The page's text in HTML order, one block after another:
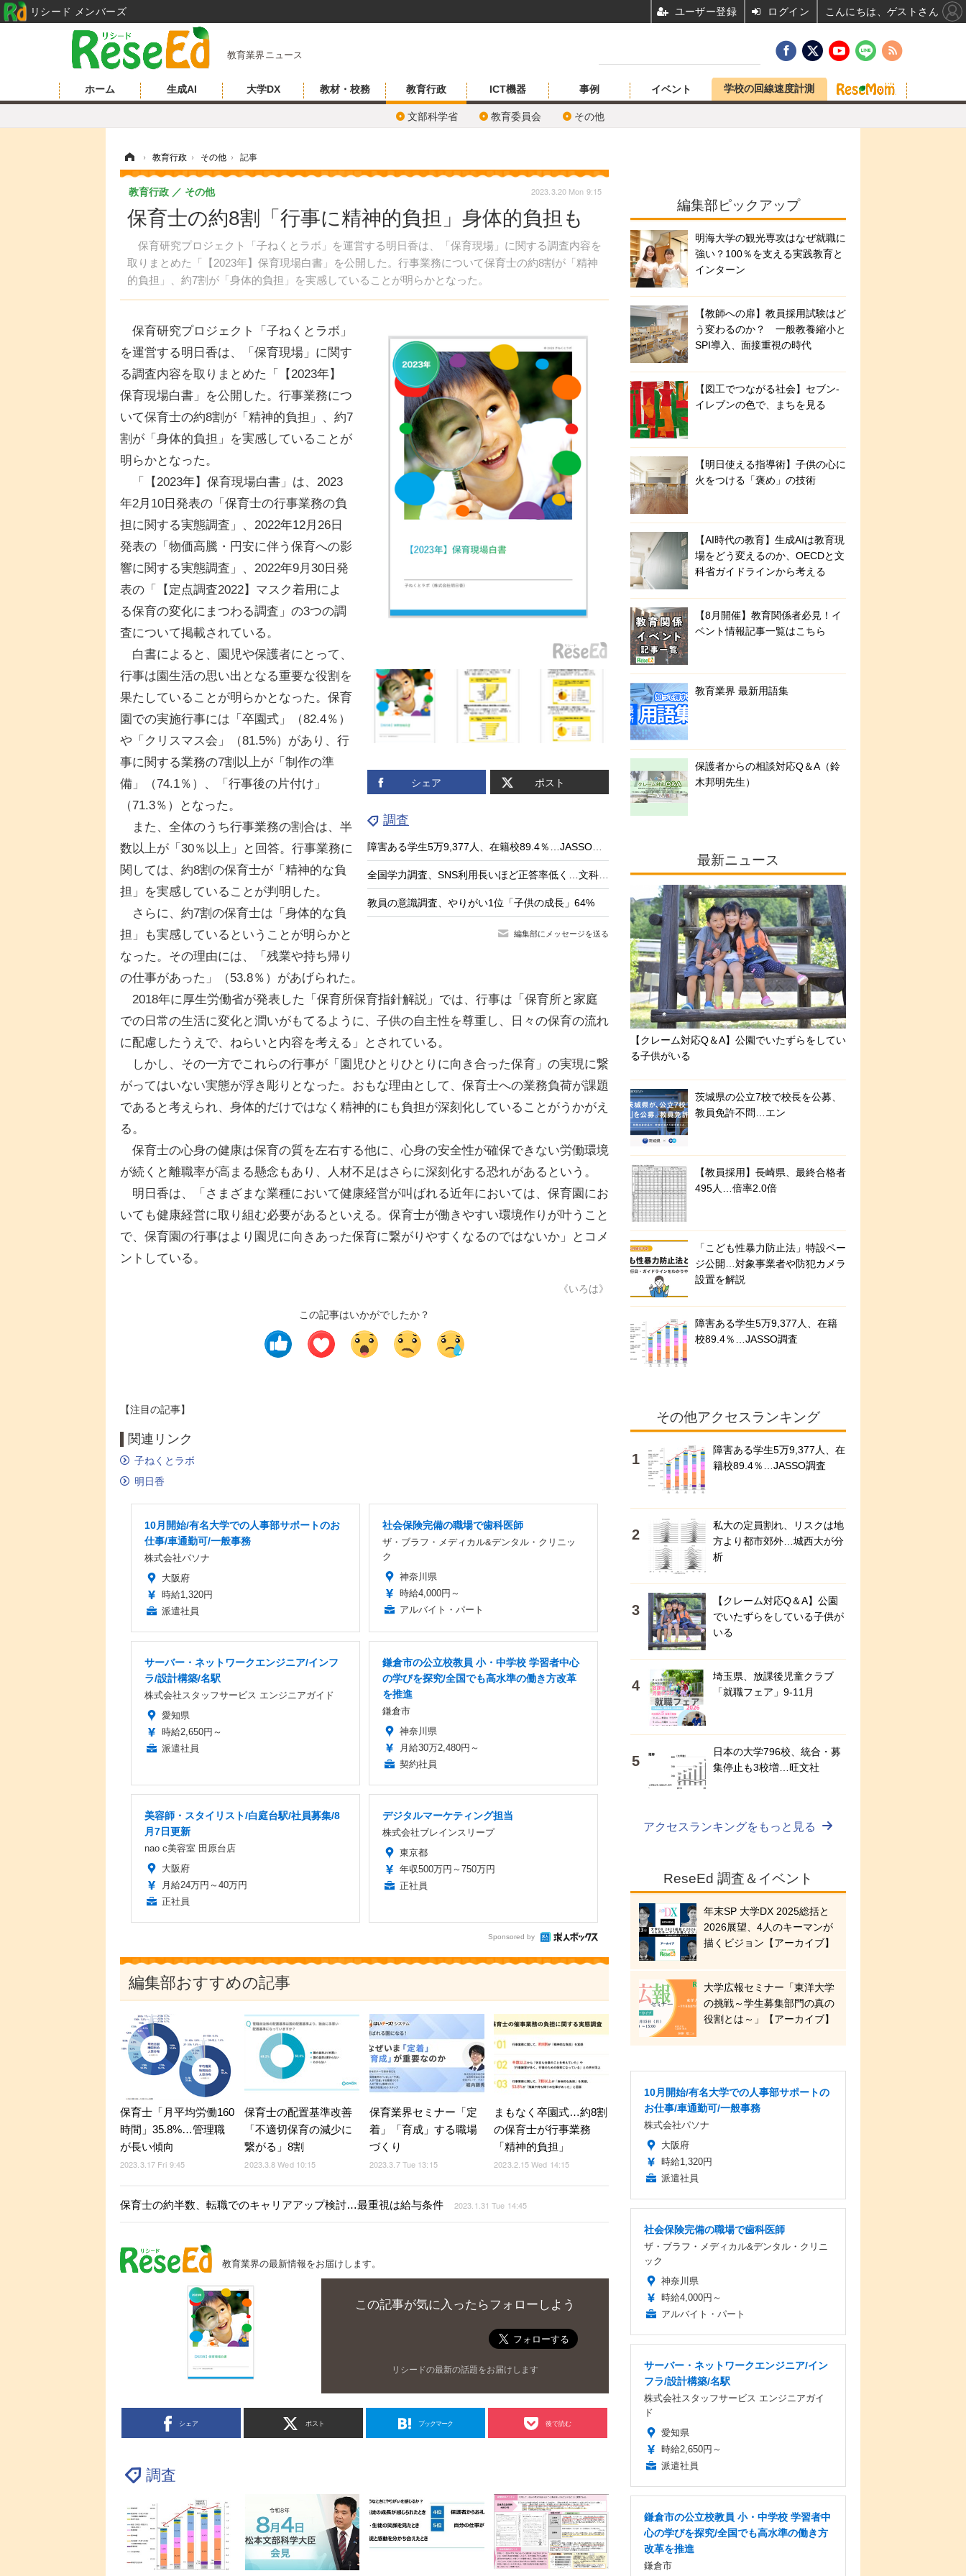
教育業界ニュース
ホーム 生成AI 大学DX 教材・校務 教育行政
文部科学省 教育委員会 その他
ICT機器 事例 イベント 学校の回線速度計測
› 教育行政 › その他 › 記事
保育士の約8割「行事に精神的負担」身体的負担も
保育研究プロジェクト「子ねくとラボ」を運営する明日香は、「保育現場」に関する調査内容を
取りまとめた「【2023年】保育現場白書」を公開した。行事業務について保育士の約8割が「精神
的負担」、約7割が「身体的負担」を実感していることが明らかとなった。
教育行政 その他 2023.3.20 Mon 9:15
シェア ポスト
調査
障害ある学生5万9,377人、在籍校89.4％…JASSO調査
全国学力調査、SNS利用長いほど正答率低く…文科相8/4会見
教員の意識調査、やりがい1位「子供の成長」64%
編集部にメッセージを送る
保育研究プロジェクト「子ねくとラボ」
を運営する明日香は、「保育現場」に関す
る調査内容を取りまとめた「【2023年】
保育現場白書」を公開した。行事業務につ
いて保育士の約8割が「精神的負担」、約7
割が「身体的負担」を実感していることが
明らかとなった。
「【2023年】保育現場白書」は、2023
年2月10日発表の「保育士の行事業務の負
担に関する実態調査」、2022年12月26日
発表の「物価高騰・円安に伴う保育への影
響に関する実態調査」、2022年9月30日発
表の「【定点調査2022】マスク着用によ
る保育の変化にまつわる調査」の3つの調
査について掲載されている。
白書によると、園児や保護者にとって、
行事は園生活の思い出となる重要な役割を
果たしていることが明らかとなった。保育
園での実施行事には「卒園式」（82.4％）
や「クリスマス会」（81.5%）があり、行
事に関する業務の7割以上が「制作の準
備」（74.1％）、「行事後の片付け」
（71.3％）となった。
また、全体のうち行事業務の割合は、半
数以上が「30％以上」と回答。行事業務に
関しては、約8割の保育士が「精神的な負
担」を実感していることが判明した。
さらに、約7割の保育士は「身体的な負
担」も実感しているということが明らかと
なった。その理由には、「残業や持ち帰り
の仕事があった」（53.8％）があげられた。
2018年に厚生労働省が発表した「保育所保育指針解説」では、行事は「保育所と家庭
での日常の生活に変化と潤いがもてるように、子供の自主性を尊重し、日々の保育の流れ
に配慮したうえで、ねらいと内容を考える」とされている。
しかし、その一方でこれらの行事が「園児ひとりひとりに向き合った保育」の実現に繋
がってはいない実態が浮き彫りとなった。おもな理由として、保育士への業務負荷が課題
であると考えられ、身体的だけではなく精神的にも負担が深刻化していることがうかがえ
る。
保育士の心身の健康は保育の質を左右する他に、心身の安全性が確保できない労働環境
が続くと離職率が高まる懸念もあり、人材不足はさらに深刻化する恐れがあるという。
明日香は、「さまざまな業種において健康経営が叫ばれる近年においては、保育園にお
いても健康経営に取り組む必要があるといえる。保育士が働きやすい環境作りが叶うこと
で、保育園の行事はより園児に向きあった保育に繋がりやすくなるのではないか」とコメ
ントしている。
《いろは》
この記事はいかがでしたか？
【注目の記事】
関連リンク
子ねくとラボ
明日香
10月開始/有名大学での人事部サポートのお
仕事/車通勤可/一般事務
株式会社パソナ
大阪府
時給1,320円
派遣社員
社会保険完備の職場で歯科医師
ザ・ブラフ・メディカル&デンタル・クリニッ
ク
神奈川県
時給4,000円～
アルバイト・パート
サーバー・ネットワークエンジニア/インフ
ラ/設計構築/名駅
株式会社スタッフサービス エンジニアガイド
愛知県
時給2,650円～
派遣社員
鎌倉市の公立校教員 小・中学校 学習者中心
の学びを探究/全国でも高水準の働き方改革
を推進
鎌倉市
神奈川県
月給30万2,480円～
契約社員
美容師・スタイリスト/白庭台駅/社員募集/8
月7日更新
nao c美容室 田原台店
大阪府
月給24万円～40万円
正社員
デジタルマーケティング担当
株式会社ブレインスリープ
東京都
年収500万円～750万円
正社員
Sponsored by
編集部おすすめの記事
保育士「月平均労働160
時間」35.8%…管理職
が長い傾向
2023.3.17 Fri 9:45
保育士の配置基準改善
「不適切保育の減少に
繋がる」8割
2023.3.8 Wed 10:15
保育業界セミナー「定
着」「育成」する職場
づくり
2023.3.7 Tue 13:15
まもなく卒園式…約8割
の保育士が行事業務
「精神的負担」
2023.2.15 Wed 14:15
保育士の約半数、転職でのキャリアアップ検討…最重視は給与条件 2023.1.31 Tue 14:45
教育業界の最新情報をお届けします。
この記事が気に入ったらフォローしよう
リシードの最新の話題をお届けします
シェア ポスト ブックマーク 後で読む
調査
編集部ピックアップ
明海大学の観光専攻はなぜ就職に
強い？100％を支える実践教育と
インターン
【教師への扉】教員採用試験はど
う変わるのか？ 一般教養縮小と
SPI導入、面接重視の時代
【図工でつながる社会】セブン‐
イレブンの色で、まちを見る
【明日使える指導術】子供の心に
火をつける「褒め」の技術
【AI時代の教育】生成AIは教育現
場をどう変えるのか、OECDと文
科省ガイドラインから考える
【8月開催】教育関係者必見！イ
ベント情報記事一覧はこちら
教育業界 最新用語集
保護者からの相談対応Q＆A（鈴
木邦明先生）
最新ニュース
【クレーム対応Q＆A】公園でいたずらをしてい
る子供がいる
茨城県の公立7校で校長を公募、
教員免許不問…エン
【教員採用】長崎県、最終合格者
495人…倍率2.0倍
「こども性暴力防止法」特設ペー
ジ公開…対象事業者や防犯カメラ
設置を解説
障害ある学生5万9,377人、在籍
校89.4％…JASSO調査
その他アクセスランキング
障害ある学生5万9,377人、在
籍校89.4％…JASSO調査
私大の定員割れ、リスクは地
方より都市郊外…城西大が分
析
【クレーム対応Q＆A】公園
でいたずらをしている子供が
いる
埼玉県、放課後児童クラブ
「就職フェア」9-11月
日本の大学796校、統合・募
集停止も3校増…旺文社
アクセスランキングをもっと見る
ReseEd 調査＆イベント
年末SP 大学DX 2025総括と
2026展望、4人のキーマンが
描くビジョン【アーカイブ】
大学広報セミナー「東洋大学
の挑戦～学生募集部門の真の
役割とは～」【アーカイブ】
10月開始/有名大学での人事部サポートの
お仕事/車通勤可/一般事務
株式会社パソナ
大阪府
時給1,320円
派遣社員
社会保険完備の職場で歯科医師
ザ・ブラフ・メディカル&デンタル・クリニ
ック
神奈川県
時給4,000円～
アルバイト・パート
サーバー・ネットワークエンジニア/イン
フラ/設計構築/名駅
株式会社スタッフサービス エンジニアガイ
ド
愛知県
時給2,650円～
派遣社員
鎌倉市の公立校教員 小・中学校 学習者中
心の学びを探究/全国でも高水準の働き方
改革を推進
鎌倉市
リシード メンバーズ ユーザー登録 ログイン こんにちは、ゲストさん